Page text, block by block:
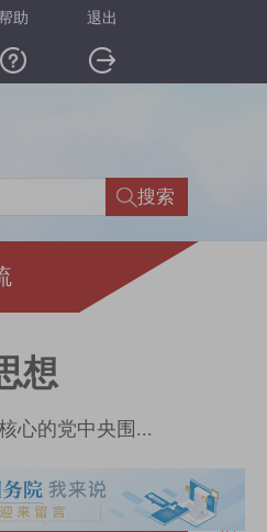
助 退出